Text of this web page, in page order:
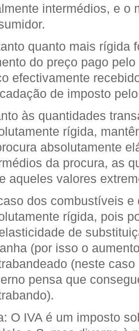
intermédios, e o
quanto mais rígida
do preço pago
efectivamente
de imposto
às quantidades
rígida,
absolutamente
da procura, as
aqueles valores
dos combustíveis
rígida, pois
de
(por isso o
(neste
pensa que
O IVA é um imposto